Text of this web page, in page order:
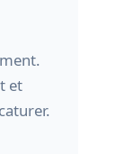
et